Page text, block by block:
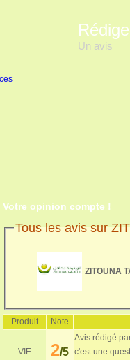
Un avis
Votre opinion compte !
Tous les avis sur
ZITOUNA
Produit Note
VIE 2/5
Avis rédigé
c'est une